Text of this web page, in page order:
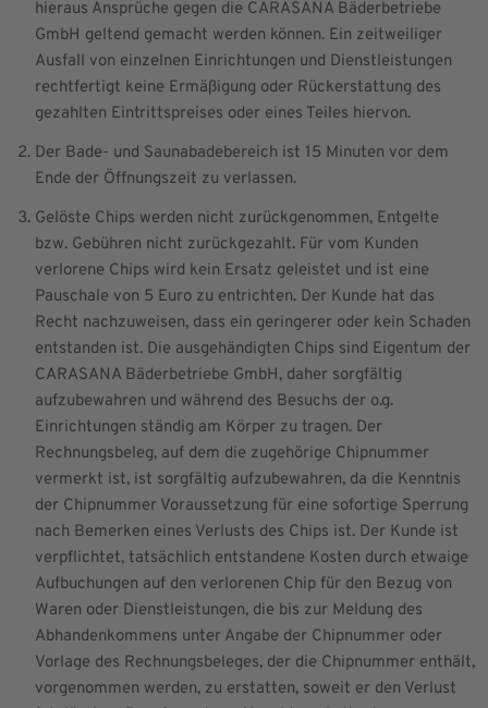
hieraus Ansprüche gegen die CARASANA Bäderbetriebe
GmbH geltend gemacht werden können. Ein zeitweiliger
Ausfall von einzelnen Einrichtungen und Dienstleistungen
rechtfertigt keine Ermäßigung oder Rückerstattung des
gezahlten Eintrittspreises oder eines Teiles hiervon.
Der Bade- und Saunabadebereich ist 15 Minuten vor dem
Ende der Öffnungszeit zu verlassen.
Gelöste Chips werden nicht zurückgenommen, Entgelte
bzw. Gebühren nicht zurückgezahlt. Für vom Kunden
verlorene Chips wird kein Ersatz geleistet und ist eine
Pauschale von 5 Euro zu entrichten. Der Kunde hat das
Recht nachzuweisen, dass ein geringerer oder kein Schaden
entstanden ist. Die ausgehändigten Chips sind Eigentum der
CARASANA Bäderbetriebe GmbH, daher sorgfältig
aufzubewahren und während des Besuchs der o.g.
Einrichtungen ständig am Körper zu tragen. Der
Rechnungsbeleg, auf dem die zugehörige Chipnummer
vermerkt ist, ist sorgfältig aufzubewahren, da die Kenntnis
der Chipnummer Voraussetzung für eine sofortige Sperrung
nach Bemerken eines Verlusts des Chips ist. Der Kunde ist
verpflichtet, tatsächlich entstandene Kosten durch etwaige
Aufbuchungen auf den verlorenen Chip für den Bezug von
Waren oder Dienstleistungen, die bis zur Meldung des
Abhandenkommens unter Angabe der Chipnummer oder
Vorlage des Rechnungsbeleges, der die Chipnummer enthält,
vorgenommen werden, zu erstatten, soweit er den Verlust